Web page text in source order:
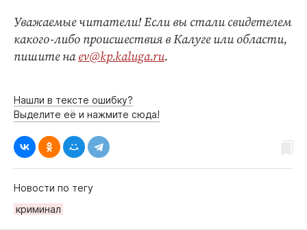
Уважаемые читатели! Если вы стали свидетелем
какого-либо происшествия в Калуге или области,
пишите наev@kp.kaluga.ru.
Нашли в тексте ошибку?
Выделите её и нажмите сюда!
Новости по тегу
криминал